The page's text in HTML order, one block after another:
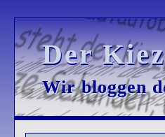
Der
Der
Wir bloggen
Wir bloggen